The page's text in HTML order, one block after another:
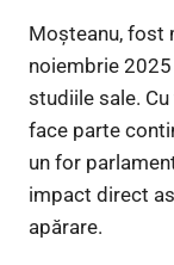
Moșteanu, fost
noiembrie
studiile sale.
face parte
un for
impact direct
apărare.